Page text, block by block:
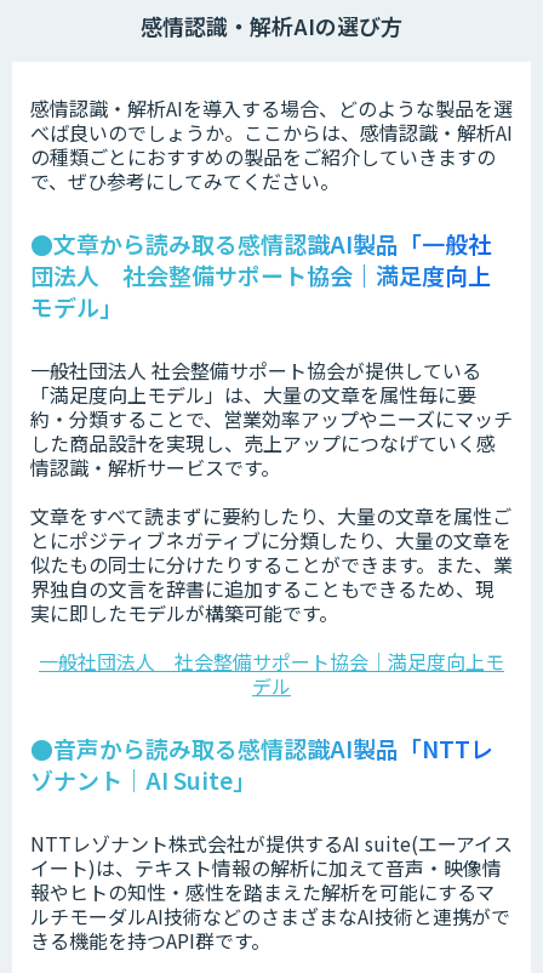
感情認識・解析AIの選び方
感情認識・解析AIを導入する場合、どのような製品を選
べば良いのでしょうか。ここからは、感情認識・解析AI
の種類ごとにおすすめの製品をご紹介していきますの
で、ぜひ参考にしてみてください。
●文章から読み取る感情認識AI製品「一般社
団法人 社会整備サポート協会｜満足度向上
モデル」
一般社団法人 社会整備サポート協会が提供している
「満足度向上モデル」は、大量の文章を属性毎に要
約・分類することで、営業効率アップやニーズにマッチ
した商品設計を実現し、売上アップにつなげていく感
情認識・解析サービスです。
文章をすべて読まずに要約したり、大量の文章を属性ご
とにポジティブネガティブに分類したり、大量の文章を
似たもの同士に分けたりすることができます。また、業
界独自の文言を辞書に追加することもできるため、現
実に即したモデルが構築可能です。
一般社団法人 社会整備サポート協会｜満足度向上モ
デル
●音声から読み取る感情認識AI製品「NTTレ
ゾナント｜AI Suite」
NTTレゾナント株式会社が提供するAI suite(エーアイス
イート)は、テキスト情報の解析に加えて音声・映像情
報やヒトの知性・感性を踏まえた解析を可能にするマ
ルチモーダルAI技術などのさまざまなAI技術と連携がで
きる機能を持つAPI群です。